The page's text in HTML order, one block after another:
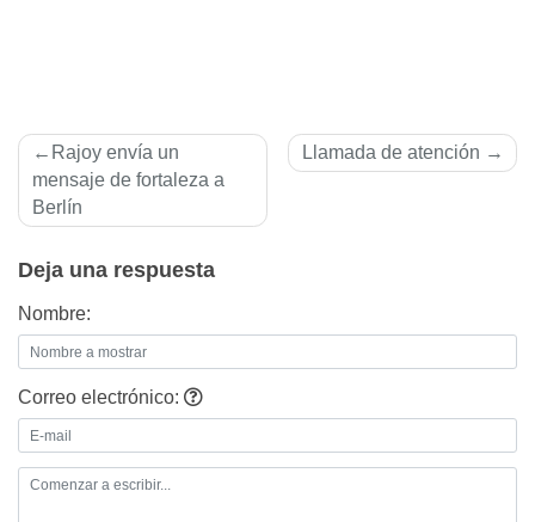
Navegación
de
entradas
Rajoy enví­a un
mensaje de fortaleza a
Berlí­n
Llamada de atención
Deja una respuesta
Nombre:
Correo electrónico: